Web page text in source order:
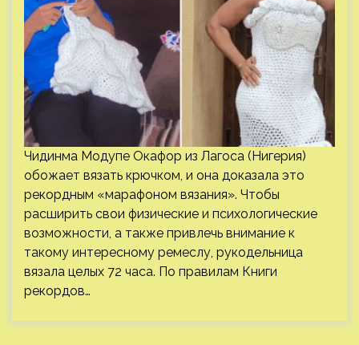
Чидинма Модупе Окафор из Лагоса (Нигерия)
обожает вязать крючком, и она доказала это
рекордным «марафоном вязания». Чтобы
расширить свои физические и психологические
возможности, а также привлечь внимание к
такому интересному ремеслу, рукодельница
вязала целых 72 часа. По правилам Книги
рекордов…